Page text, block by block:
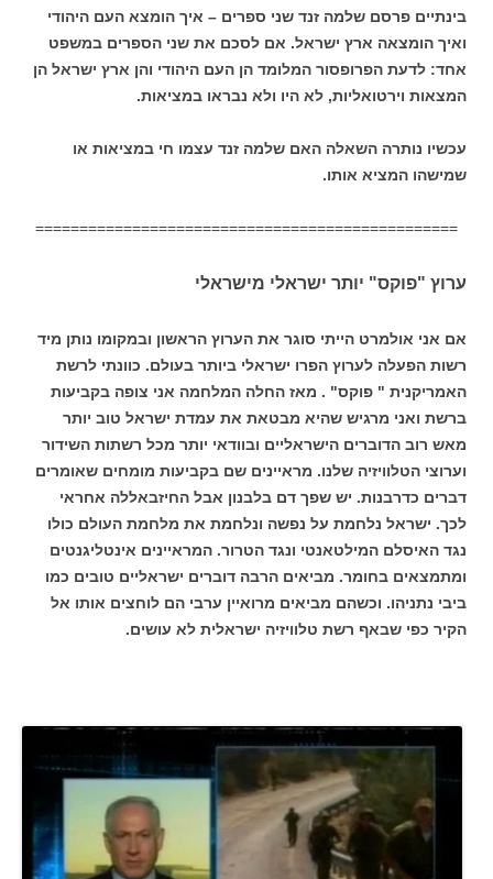
בינתיים פרסם שלמה זנד שני ספרים – איך הומצא העם היהודי
ואיך הומצאה ארץ ישראל. אם לסכם את שני הספרים במשפט
אחד: לדעת הפרופסור המלומד הן העם היהודי והן ארץ ישראל הן
המצאות וירטואליות, לא היו ולא נבראו במציאות.
עכשיו נותרה השאלה האם שלמה זנד עצמו חי במציאות או
שמישהו המציא אותו.
================================================
ערוץ "פוקס" יותר ישראלי מישראלי
אם אני אולמרט הייתי סוגר את הערוץ הראשון ובמקומו נותן מיד
רשות הפעלה לערוץ הפרו ישראלי ביותר בעולם. כוונתי לרשת
האמריקנית " פוקס" . מאז החלה המלחמה אני צופה בקביעות
ברשת ואני מרגיש שהיא מבטאת את עמדת ישראל טוב יותר
מאש רוב הדוברים הישראליים ובוודאי יותר מכל רשתות השידור
וערוצי הטלוויזיה שלנו. מראיינים שם בקביעות מומחים שאומרים
דברים כדרבנות. יש שפך דם בלבנון אבל החיזבאללה אחראי
לכך. ישראל נלחמת על נפשה ונלחמת את מלחמת העולם כולו
נגד האיסלם המילטאנטי ונגד הטרור. המראיינים אינטליגנטים
ומתמצאים בחומר. מביאים הרבה דוברים ישראליים טובים כמו
ביבי נתניהו. וכשהם מביאים מרואיין ערבי הם לוחצים אותו אל
הקיר כפי שבאף רשת טלוויזיה ישראלית לא עושים.